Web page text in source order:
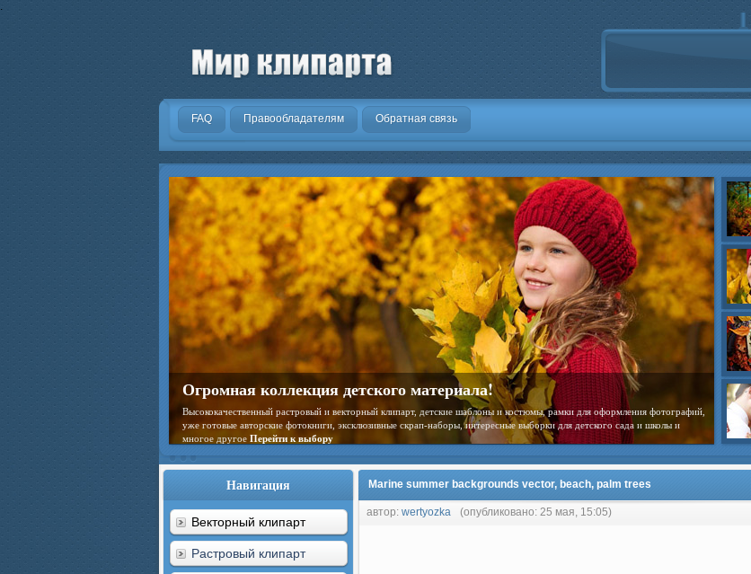
.
FAQ Правообладателям Обратная связь
Огромная коллекция детского материала!
Высококачественный растровый и векторный клипарт, детские шаблоны и костюмы, рамки для оформления фотографий,
уже готовые авторские фотокниги, эксклюзивные скрап-наборы, интересные выборки для детского сада и школы и
многое другое Перейти к выбору
Навигация
Векторный клипарт
Растровый клипарт
Marine summer backgrounds vector, beach, palm trees
автор: wertyozka (опубликовано: 25 мая, 15:05)